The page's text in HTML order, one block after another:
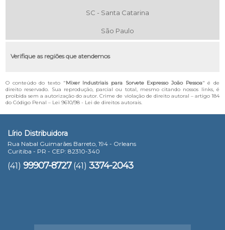
SC - Santa Catarina
São Paulo
Verifique as regiões que atendemos
O conteúdo do texto "Mixer Industriais para Sorvete Expresso João Pessoa" é de
direito reservado. Sua reprodução, parcial ou total, mesmo citando nossos links, é
proibida sem a autorização do autor. Crime de violação de direito autoral – artigo 184
do Código Penal – Lei 9610/98 - Lei de direitos autorais.
Lírio Distribuidora
Rua Nabal Guimarães Barreto, 194 - Orleans
Curitiba - PR - CEP: 82310-340
(41) 99907-8727 (41) 3374-2043